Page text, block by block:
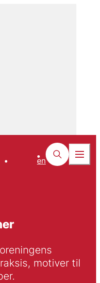
en
motiver til